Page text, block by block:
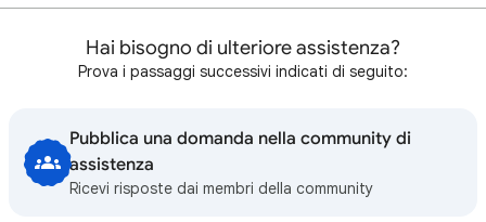
Hai bisogno di ulteriore assistenza?
Prova i passaggi successivi indicati di seguito:
Pubblica una domanda nella community di
assistenza
Ricevi risposte dai membri della community